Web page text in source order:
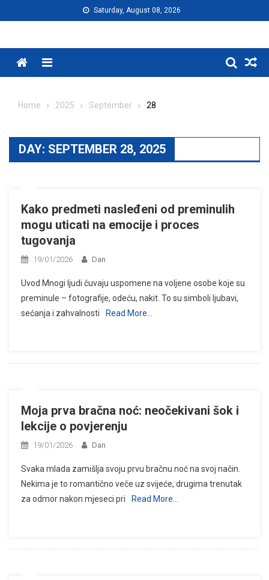
to
Saturday, August 08, 2026
Menu
Home 2025 September 28
DAY: SEPTEMBER 28, 2025
Kako predmeti nasleđeni od preminulih
mogu uticati na emocije i proces
tugovanja
19/01/2026 Dan
Uvod Mnogi ljudi čuvaju uspomene na voljene osobe koje su
preminule – fotografije, odeću, nakit. To su simboli ljubavi,
sećanja i zahvalnosti
Read More…
Moja prva bračna noć: neočekivani šok i
lekcije o povjerenju
19/01/2026 Dan
Svaka mlada zamišlja svoju prvu bračnu noć na svoj način.
Nekima je to romantično veče uz svijeće, drugima trenutak
za odmor nakon mjeseci pri
Read More…